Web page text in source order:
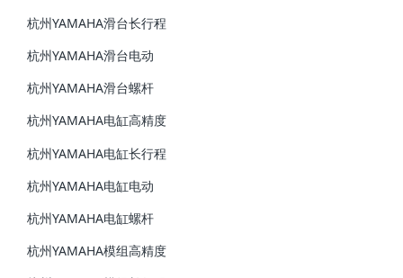
杭州YAMAHA滑台长行程
杭州YAMAHA滑台电动
杭州YAMAHA滑台螺杆
杭州YAMAHA电缸高精度
杭州YAMAHA电缸长行程
杭州YAMAHA电缸电动
杭州YAMAHA电缸螺杆
杭州YAMAHA模组高精度